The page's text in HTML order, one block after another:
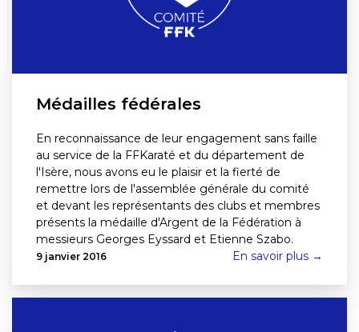
Médailles fédérales
En reconnaissance de leur engagement sans faille
au service de la FFKaraté et du département de
l'Isère, nous avons eu le plaisir et la fierté de
remettre lors de l'assemblée générale du comité
et devant les représentants des clubs et membres
présents la médaille d'Argent de la Fédération à
messieurs Georges Eyssard et Etienne Szabo.
9 janvier 2016 En savoir plus →